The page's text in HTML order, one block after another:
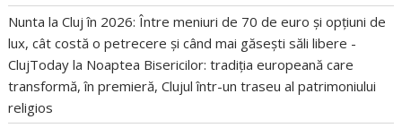
Nunta la Cluj în 2026: Între meniuri de 70 de euro și opțiuni de
lux, cât costă o petrecere și când mai găsești săli libere -
ClujToday la Noaptea Bisericilor: tradiția europeană care
transformă, în premieră, Clujul într-un traseu al patrimoniului
religios